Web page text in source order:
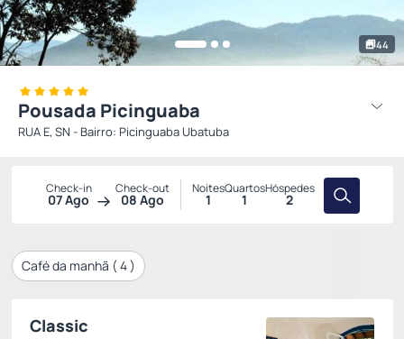
44
Pousada Picinguaba
RUA E, SN - Bairro: Picinguaba Ubatuba
Check-in
07 Ago
Check-out
08 Ago
Noites
1
Quartos
1
Hóspedes
2
Café da manhã ( 4)
Classic